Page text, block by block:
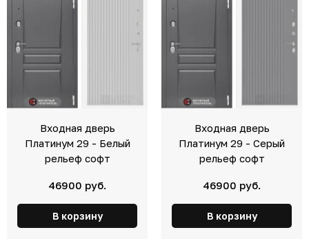
Входная дверь
Платинум 29 - Белый
рельеф софт
46900 руб.
В корзину
Входная дверь
Платинум 29 - Серый
рельеф софт
46900 руб.
В корзину